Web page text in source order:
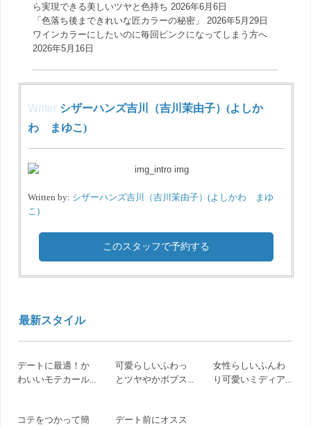
ら実現できる美しいツヤと色持ち 2026年6月6日
「色落ち後まできれいな匠カラーの秘密」
2026年5月29日
ワインカラーにしたいのに毎回ピンクになってしまう方へ
2026年5月16日
Writer シザーハンズ吉川（吉川茉由子）(よしか
わ まゆこ)
Written by: シザーハンズ吉川（吉川茉由子）(よしかわ まゆ
こ)
このスタッフで予約する
最新スタイル
デートに最適！か
わいいモテカール...
可愛らしいふわっ
とツヤやかボブス...
女性らしいふんわ
り可愛いミディア...
コテをつかって簡
デート前にオスス